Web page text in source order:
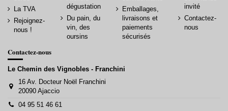
La TVA
Rejoignez-
nous !
dégustation
Du pain, du
vin, des
oursins
Emballages,
livraisons et
paiements
sécurisés
invité
Contactez-
nous
Contactez-nous
Le Chemin des Vignobles - Franchini
16 Av. Docteur Noël Franchini
20090 Ajaccio
04 95 51 46 61